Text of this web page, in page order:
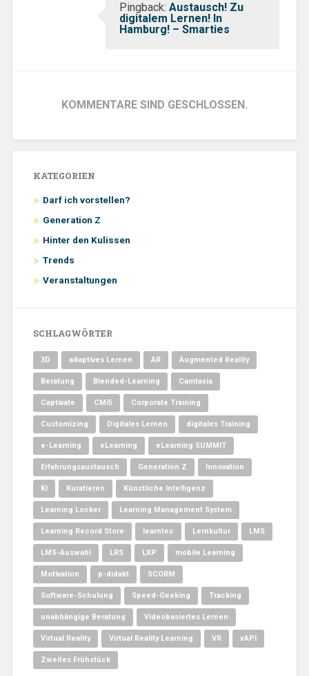
Pingback: Austausch! Zu
digitalem Lernen! In
Hamburg! – Smarties
KOMMENTARE SIND GESCHLOSSEN.
KATEGORIEN
Darf ich vorstellen?
Generation Z
Hinter den Kulissen
Trends
Veranstaltungen
SCHLAGWÖRTER
3D adaptives Lernen AR Augmented Reality
Beratung Blended-Learning Camtasia
Captivate CMi5 Corporate Training
Customizing Digitales Lernen digitales Training
e-Learning eLearning eLearning SUMMIT
Erfahrungsaustausch Generation Z Innovation
KI Kuratieren Künstliche Intelligenz
Learning Locker Learning Management System
Learning Record Store learntec Lernkultur LMS
LMS-Auswahl LRS LXP mobile Learning
Motivation p-didakt SCORM
Software-Schulung Speed-Geeking Tracking
unabhängige Beratung Videobasiertes Lernen
Virtual Reality Virtual Reality Learning VR xAPI
Zweites Frühstück